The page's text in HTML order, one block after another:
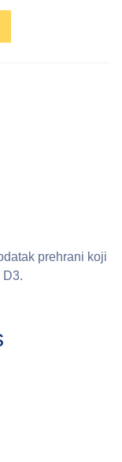
prehrani koji
D3.